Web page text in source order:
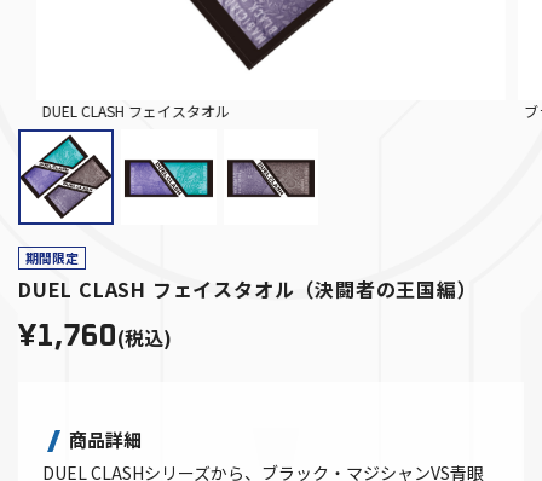
DUEL CLASH フェイスタオル
期間限定
DUEL CLASH フェイスタオル（決闘者の王国編）
¥1,760(税込)
商品詳細
DUEL CLASHシリーズから、ブラック・マジシャンVS青眼